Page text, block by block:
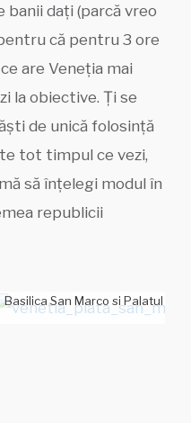
banii dați (parcă vreo
că pentru 3 ore
are Veneția mai
la obiective. Ți se
de unică folosință
tot timpul ce vezi,
să înțelegi modul în
republicii
Basilica San Marco si Palatul